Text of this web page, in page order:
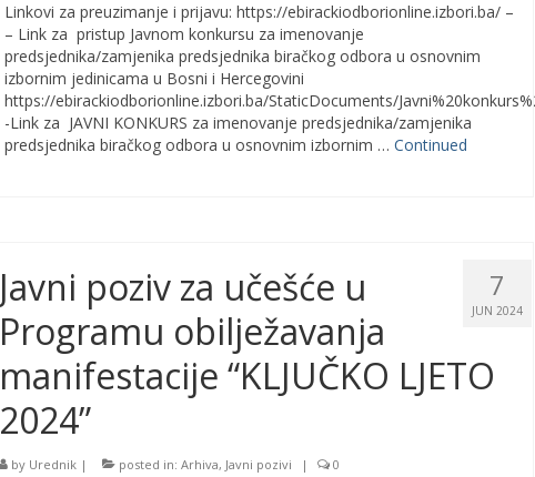
Linkovi za preuzimanje i prijavu: https://ebirackiodborionline.izbori.ba/ –
– Link za pristup Javnom konkursu za imenovanje
predsjednika/zamjenika predsjednika biračkog odbora u osnovnim
izbornim jedinicama u Bosni i Hercegovini
https://ebirackiodborionline.izbori.ba/StaticDocuments/
-Link za JAVNI KONKURS za imenovanje predsjednika/zamjenika
predsjednika biračkog odbora u osnovnim izbornim … Continued
7
JUN 2024
Javni poziv za učešće u
Programu obilježavanja
manifestacije “KLJUČKO LJETO
2024”
by Urednik| posted in: Arhiva, Javni pozivi | 0